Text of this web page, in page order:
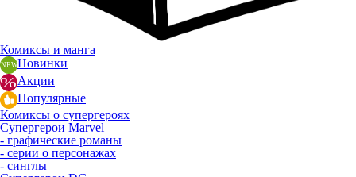
Комиксы и манга
Новинки
Акции
Популярные
Комиксы о супергероях
Супергерои Marvel
- графические романы
- серии о персонажах
- синглы